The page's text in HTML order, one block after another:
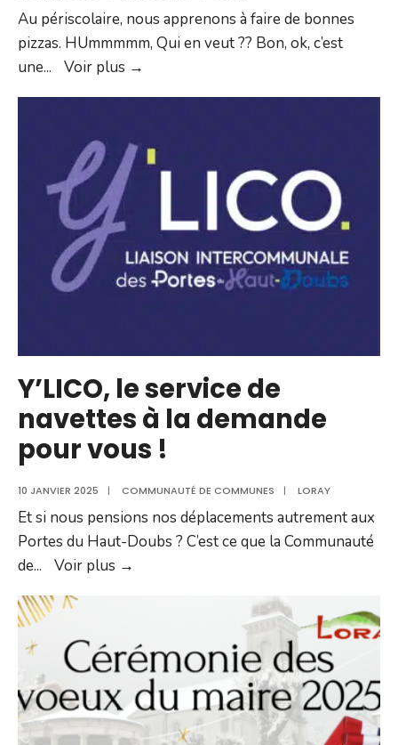
Au périscolaire, nous apprenons à faire de bonnes
pizzas. HUmmmmm, Qui en veut ?? Bon, ok, c’est
une... Voir plus →
bonnes
Y’LICO, le service de
navettes à la demande
pour vous !
10 JANVIER 2025 | COMMUNAUTÉ DE COMMUNES | LORAY
Et si nous pensions nos déplacements autrement aux
Portes du Haut-Doubs ? C’est ce que la Communauté
de... Voir plus →
navettes
à
la
demande